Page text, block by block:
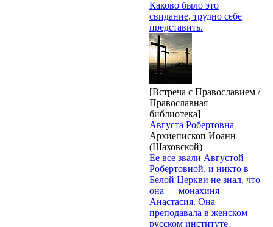
Каково было это
свидание, трудно себе
представить.
[Встреча с Православием /
Православная
библиотека]
Августа Робертовна
Архиепископ Иоанн
(Шаховской)
Ее все звали Августой
Робертовной, и никто в
Белой Церкви не знал, что
она — монахиня
Анастасия. Она
преподавала в женском
русском институте